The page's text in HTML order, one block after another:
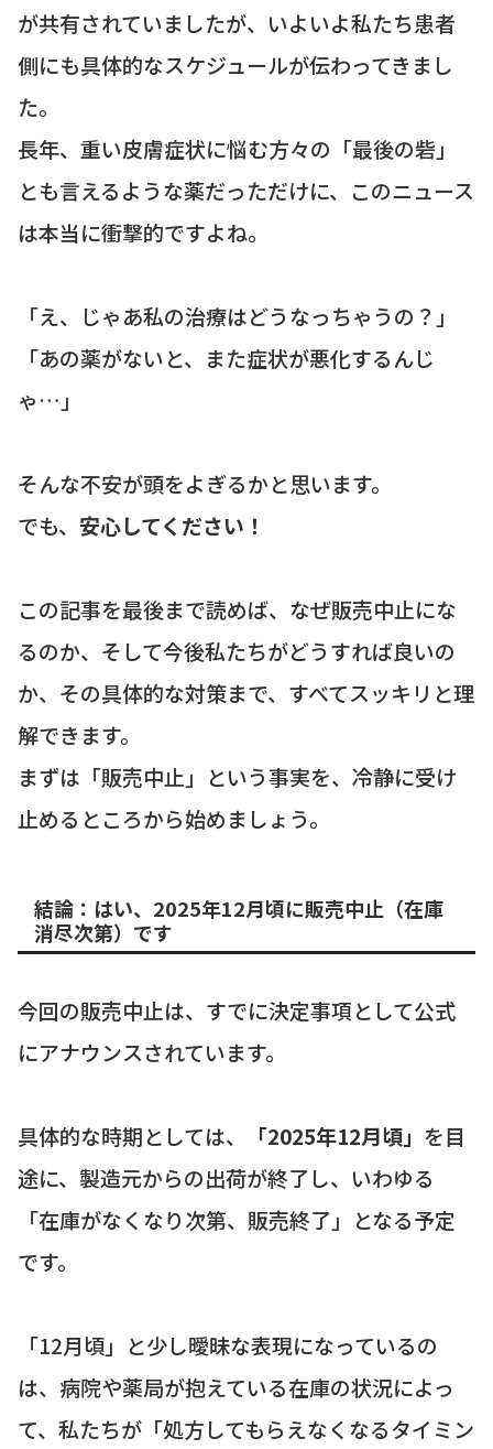
が共有されていましたが、いよいよ私たち患者
側にも具体的なスケジュールが伝わってきまし
た。
長年、重い皮膚症状に悩む方々の「最後の砦」
とも言えるような薬だっただけに、このニュース
は本当に衝撃的ですよね。
「え、じゃあ私の治療はどうなっちゃうの？」
「あの薬がないと、また症状が悪化するんじ
ゃ…」
そんな不安が頭をよぎるかと思います。
でも、 安心してください！
この記事を最後まで読めば、なぜ販売中止にな
るのか、そして今後私たちがどうすれば良いの
か、その具体的な対策まで、すべてスッキリと理
解できます。
まずは「販売中止」という事実を、冷静に受け
止めるところから始めましょう。
結論：はい、2025年12月頃に販売中止（在庫
消尽次第）です
今回の販売中止は、すでに決定事項として公式
にアナウンスされています。
具体的な時期としては、 「2025年12月頃」 を目
途に、製造元からの出荷が終了し、いわゆる
「在庫がなくなり次第、販売終了」となる予定
です。
「12月頃」と少し曖昧な表現になっているの
は、病院や薬局が抱えている在庫の状況によっ
て、私たちが「処方してもらえなくなるタイミン